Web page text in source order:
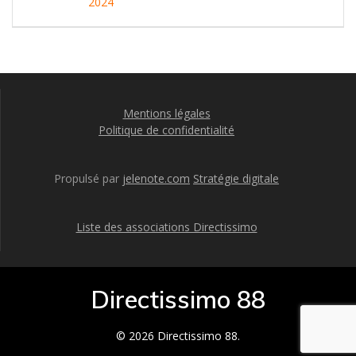
l’article
Mentions légales
Politique de confidentialité
Propulsé par jelenote.com Stratégie digitale
Liste des associations Directissimo
Directissimo 88
© 2026 Directissimo 88.